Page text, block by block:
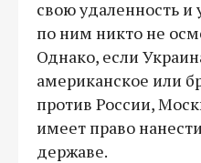
свою удаленность и
по ним никто не
Однако, если
американское или
против России,
имеет право
державе.